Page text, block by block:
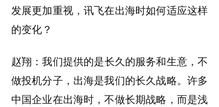
发展更加重视，讯飞在出海时如何适应这样
的变化？
赵翔：我们提供的是长久的服务和生意，不
做投机分子，出海是我们的长久战略。许多
中国企业在出海时，不做长期战略，而是浅